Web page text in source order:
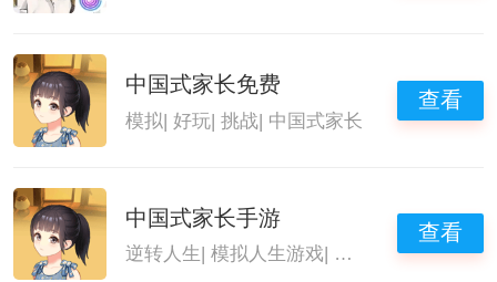
中国式家长免费
模拟|好玩|挑战| 中国式家长
查看
中国式家长手游
逆转人生|模拟人生游戏| 随机出生的人生游
查看